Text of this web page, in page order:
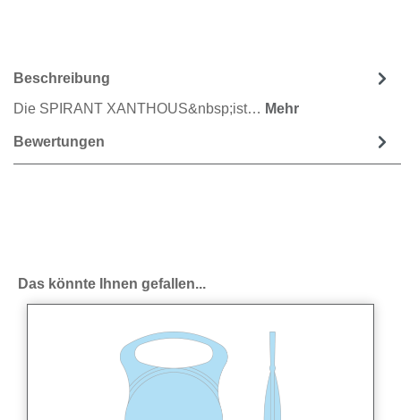
Beschreibung
Die SPIRANT XANTHOUS&nbsp;ist… Mehr
Bewertungen
Produktgalerie überspringen
Das könnte Ihnen gefallen...